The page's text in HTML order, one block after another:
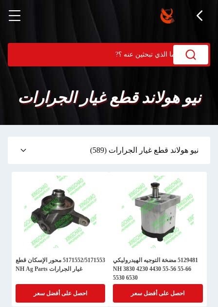
نيو هولاند قطع غيار الجرارات
نيو هولاند قطع غيار الجرارات (589)
5129481 مضخة التوجيه الهيدروليكي
NH 3830 4230 4430 55-56 55-66
5530 6530
احصل على أفضل سعر
5171552/5171553 محور الإسكان قطع
غيار الجرارات NH Ag Parts
احصل على أفضل سعر